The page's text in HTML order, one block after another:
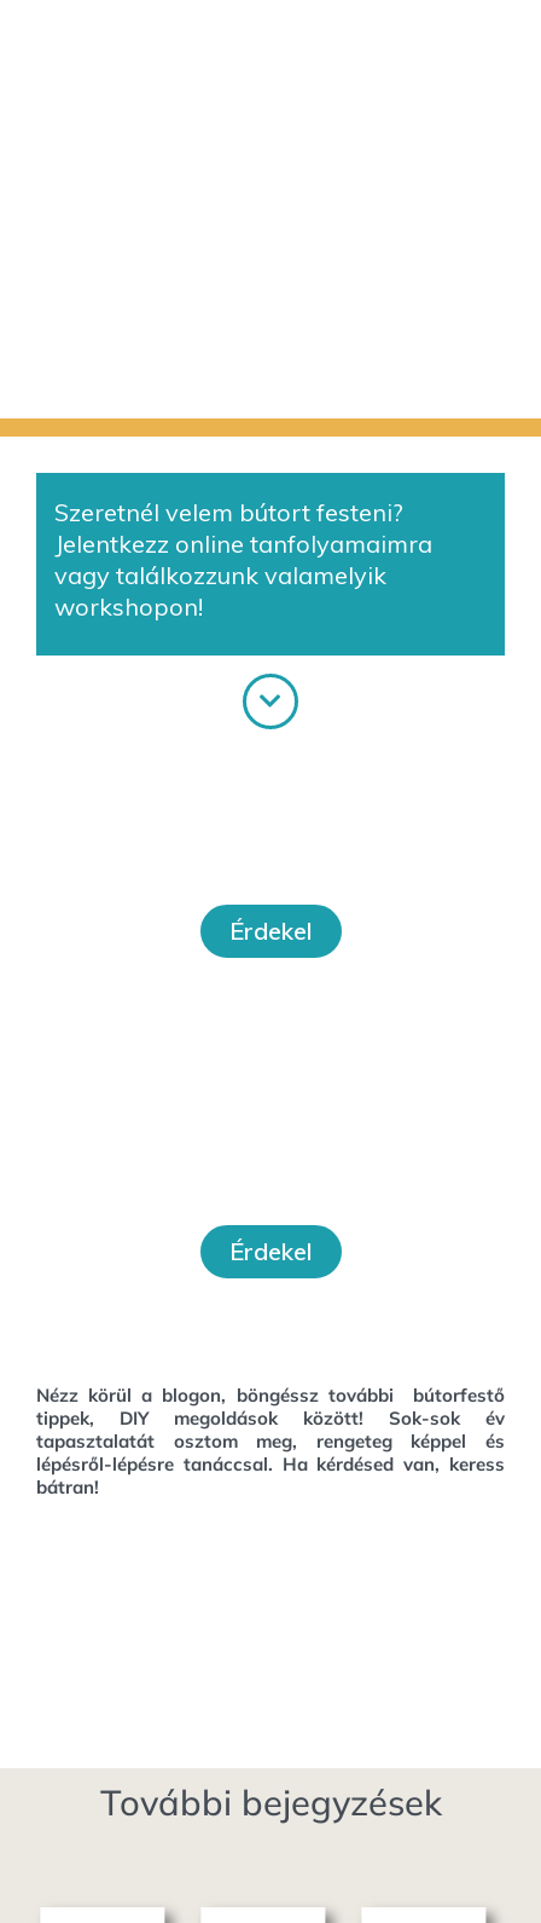
Szeretnél velem bútort festeni?
Jelentkezz online tanfolyamaimra
vagy találkozzunk valamelyik
workshopon!
Érdekel
Érdekel
Nézz körül a blogon, böngéssz további bútorfestő
tippek, DIY megoldások között! Sok-sok év
tapasztalatát osztom meg, rengeteg képpel és
lépésről-lépésre tanáccsal. Ha kérdésed van, keress
bátran!
További bejegyzések